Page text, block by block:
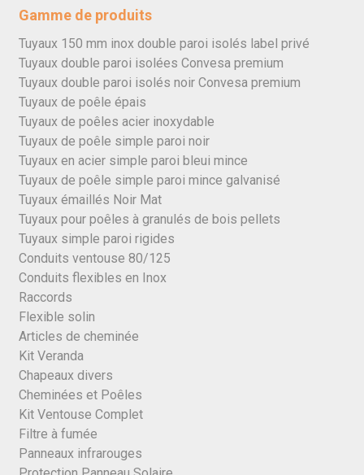
Gamme de produits
Tuyaux 150 mm inox double paroi isolés label privé
Tuyaux double paroi isolées Convesa premium
Tuyaux double paroi isolés noir Convesa premium
Tuyaux de poêle épais
Tuyaux de poêles acier inoxydable
Tuyaux de poêle simple paroi noir
Tuyaux en acier simple paroi bleui mince
Tuyaux de poêle simple paroi mince galvanisé
Tuyaux émaillés Noir Mat
Tuyaux pour poêles à granulés de bois pellets
Tuyaux simple paroi rigides
Conduits ventouse 80/125
Conduits flexibles en Inox
Raccords
Flexible solin
Articles de cheminée
Kit Veranda
Chapeaux divers
Cheminées et Poêles
Kit Ventouse Complet
Filtre à fumée
Panneaux infrarouges